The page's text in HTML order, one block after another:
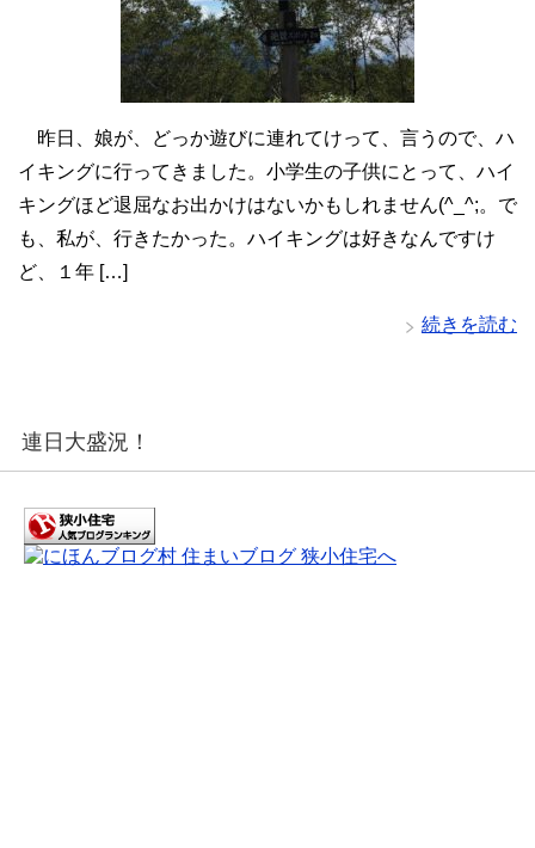
昨日、娘が、どっか遊びに連れてけって、言うので、ハ
イキングに行ってきました。小学生の子供にとって、ハイ
キングほど退屈なお出かけはないかもしれません(^_^;。で
も、私が、行きたかった。ハイキングは好きなんですけ
ど、１年 […]
続きを読む
連日大盛況！